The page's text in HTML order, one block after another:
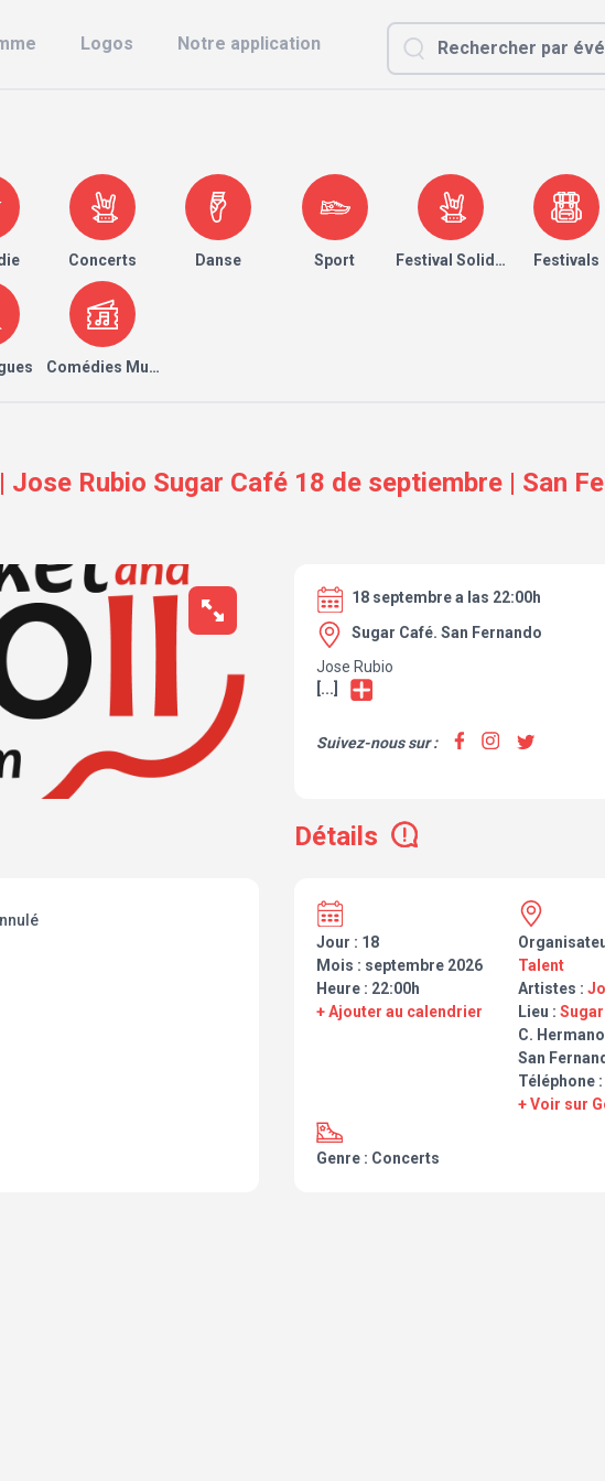
Logos Notre application
Concerts Danse Sport Festival Solidaire Festivals
Comédies Musicales
Jose Rubio Sugar Café 18 de septiembre | San
18 septembre a las 22:00h
Sugar Café. San Fernando
Jose Rubio
[...]
Suivez-nous sur :
Détails
Jour : 18
Mois : septembre 2026
Heure : 22:00h
+ Ajouter au calendrier
Talent
Artistes :
Lieu :
C.
San
Téléphone :
+ Voir sur
Genre : Concerts